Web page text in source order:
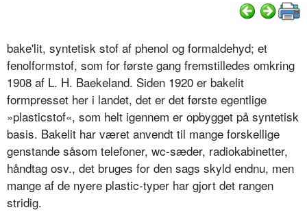
bake'lit, syntetisk stof af phenol og formaldehyd; et
fenolformstof, som for første gang fremstilledes omkring
1908 af L. H. Baekeland. Siden 1920 er bakelit
formpresset her i landet, det er det første egentlige
»plasticstof«, som helt igennem er opbygget på syntetisk
basis. Bakelit har været anvendt til mange forskellige
genstande såsom telefoner, wc-sæder, radiokabinetter,
håndtag osv., det bruges for den sags skyld endnu, men
mange af de nyere plastic-typer har gjort det rangen
stridig.